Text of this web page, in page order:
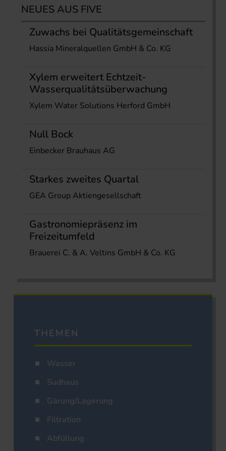
NEUES AUS FIVE
Zuwachs bei Qualitätsgemeinschaft
Hassia Mineralquellen GmbH & Co. KG
Xylem erweitert Echtzeit-
Wasserqualitätsüberwachung
Xylem Water Solutions Herford GmbH
Null Bock
Einbecker Brauhaus AG
Starkes zweites Quartal
GEA Group Aktiengesellschaft
Gastronomiepräsenz im
Freizeitumfeld
Brauerei C. & A. Veltins GmbH & Co. KG
THEMEN
Wasser
Sudhaus
Gärung/Lagerung
Filtration
Abfüllung